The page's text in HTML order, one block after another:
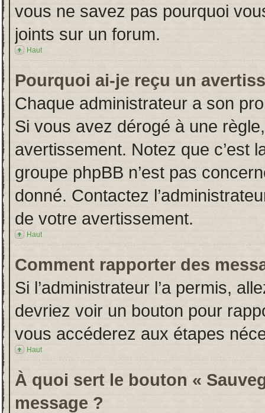
vous ne savez pas pourquoi
joints sur un forum.
Haut
Pourquoi ai-je reçu un
Chaque administrateur a son
Si vous avez dérogé à une
avertissement. Notez que c’est
groupe phpBB n’est pas
donné. Contactez
de votre avertissement.
Haut
Comment rapporter des
Si l’administrateur l’a permis,
devriez voir un bouton pour
vous accéderez aux étapes
Haut
À quoi sert le bouton «
message ?